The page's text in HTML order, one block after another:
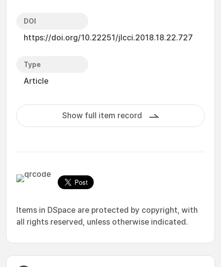
DOI
https://doi.org/10.22251/jlcci.2018.18.22.727
Type
Article
Show full item record
Items in DSpace are protected by copyright, with
all rights reserved, unless otherwise indicated.